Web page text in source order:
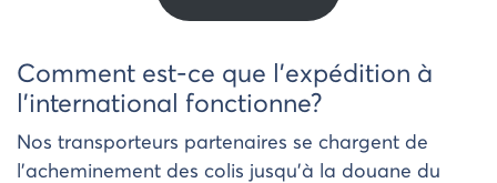
Comment est-ce que l’expédition à
l’international fonctionne?
Nos transporteurs partenaires se chargent de
l’acheminement des colis jusqu’à la douane du